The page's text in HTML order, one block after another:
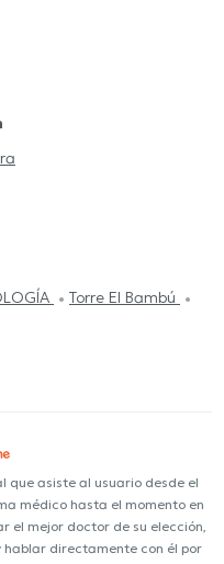
Torre El Bambú
que asiste al usuario desde el
médico hasta el momento en
el mejor doctor de su elección,
directamente con él por